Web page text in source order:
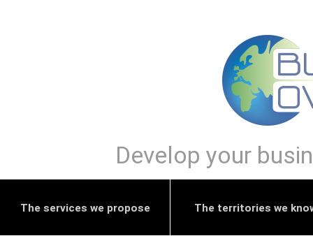
Develop your
The services we propose The territories we